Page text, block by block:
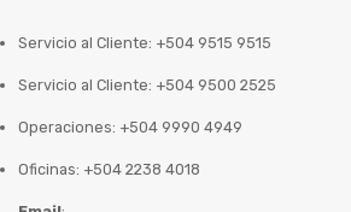
Servicio al Cliente: +504 9515 9515
Servicio al Cliente: +504 9500 2525
Operaciones: +504 9990 4949
Oficinas: +504 2238 4018